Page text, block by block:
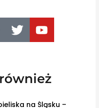
na Śląsku –